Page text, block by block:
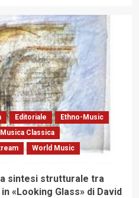
Editoriale
Ethno-Music
Musica Classica
World Music
sintesi strutturale tra
«Looking Glass» di David